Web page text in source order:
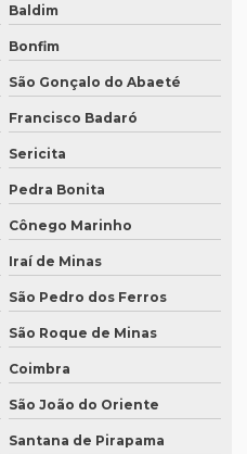
Baldim
Bonfim
São Gonçalo do Abaeté
Francisco Badaró
Sericita
Pedra Bonita
Cônego Marinho
Iraí de Minas
São Pedro dos Ferros
São Roque de Minas
Coimbra
São João do Oriente
Santana de Pirapama